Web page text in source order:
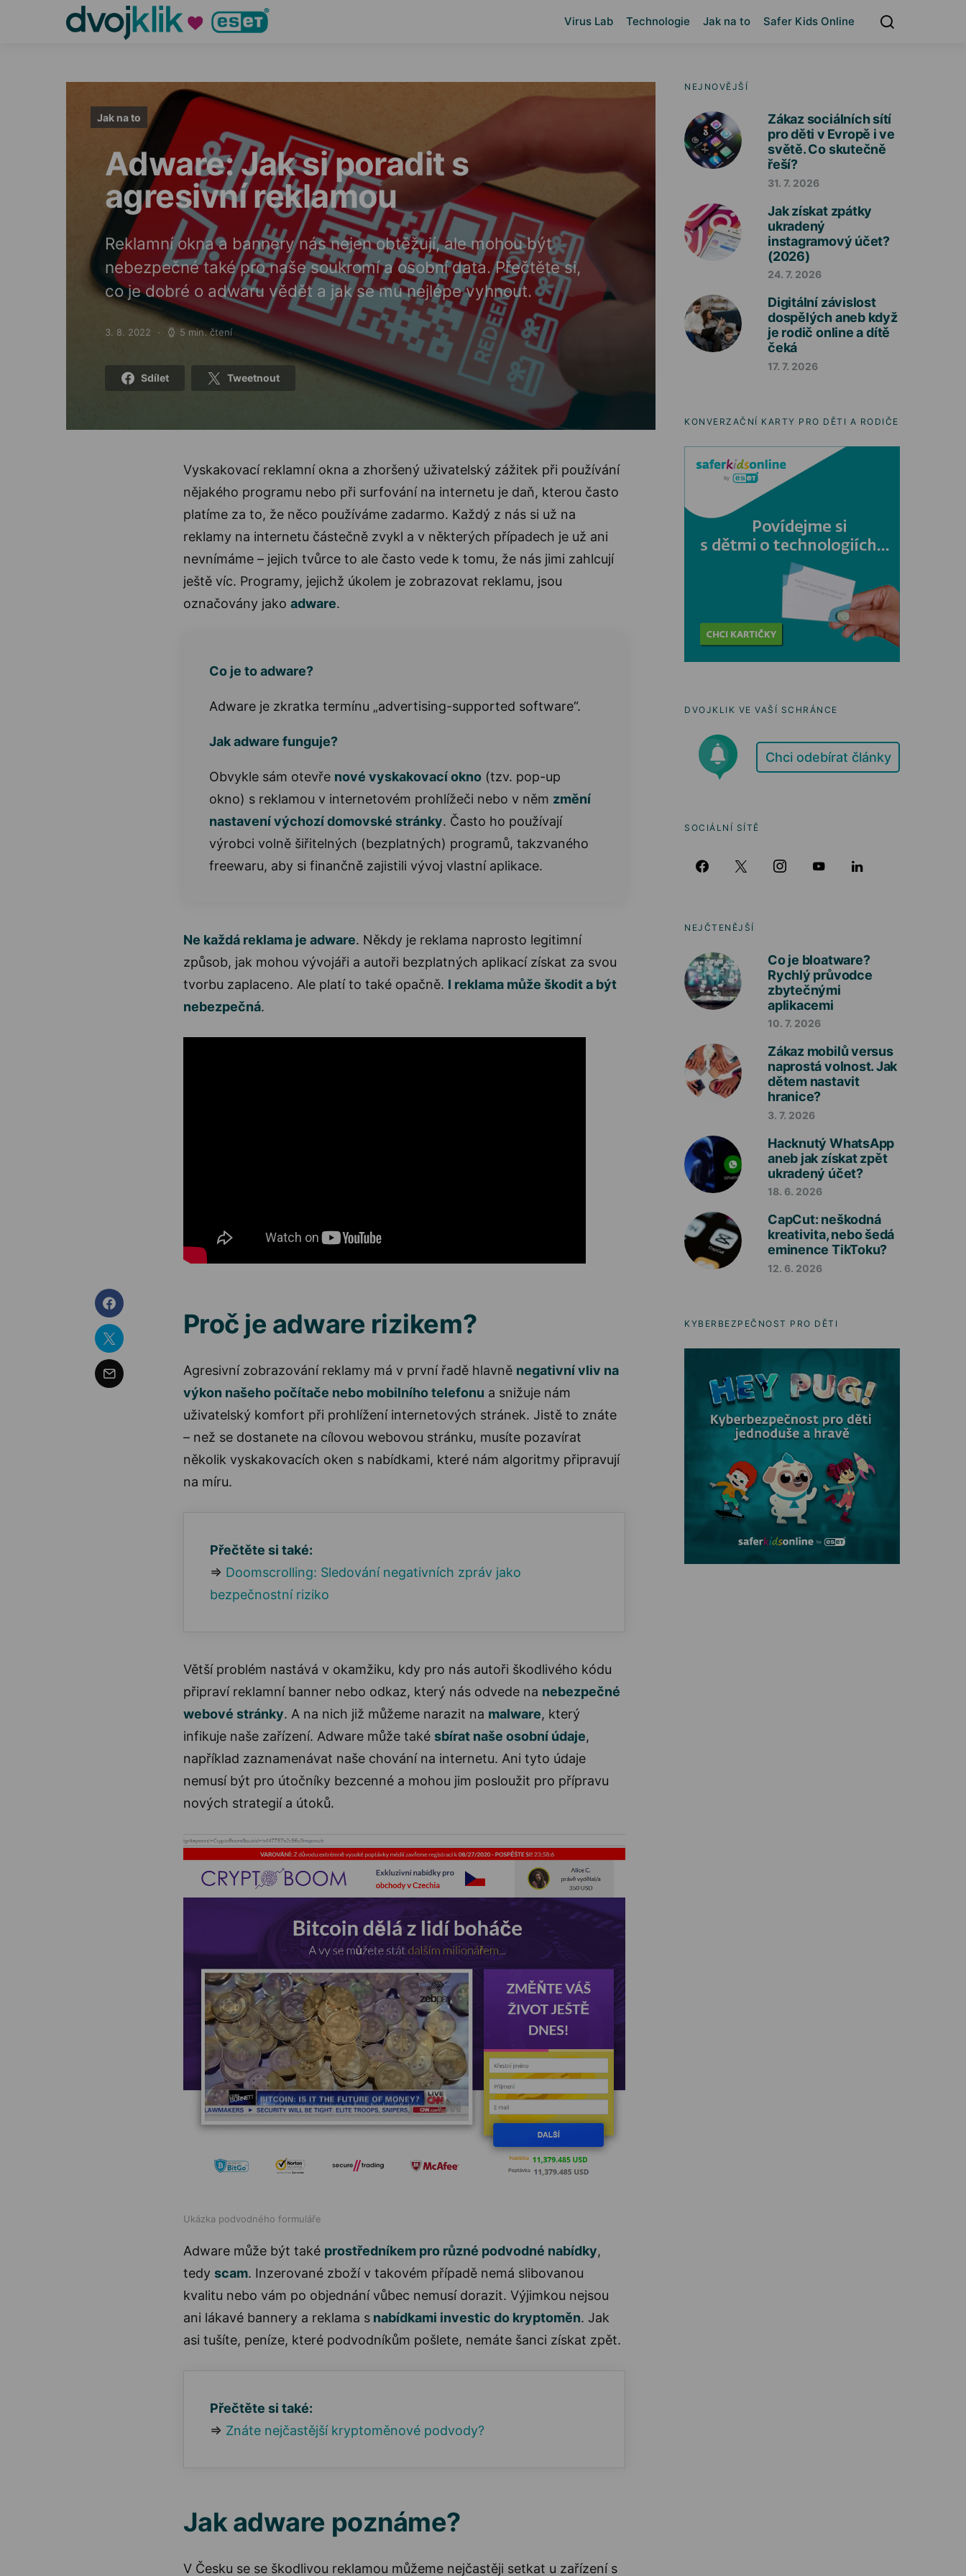
Virus Lab Technologie Jak na to Safer Kids Online
Jak na to
Adware: Jak si poradit s
agresivní reklamou
Reklamní okna a bannery nás nejen obtěžují, ale mohou být
nebezpečné také pro naše soukromí a osobní data. Přečtěte si,
co je dobré o adwaru vědět a jak se mu nejlépe vyhnout.
Posted on
3. 8. 2022 5 min. čtení
Sdílet Tweetnout
Vyskakovací reklamní okna a zhoršený uživatelský zážitek při používání
nějakého programu nebo při surfování na internetu je daň, kterou často
platíme za to, že něco používáme zadarmo. Každý z nás si už na
reklamy na internetu částečně zvykl a v některých případech je už ani
nevnímáme – jejich tvůrce to ale často vede k tomu, že nás jimi zahlcují
ještě víc. Programy, jejichž úkolem je zobrazovat reklamu, jsou
označovány jako adware.
Co je to adware?
Adware je zkratka termínu „advertising-supported software“.
Jak adware funguje?
Obvykle sám otevře nové vyskakovací okno(tzv. pop-up
okno) s reklamou v internetovém prohlížeči nebo v něm změní
nastavení výchozí domovské stránky. Často ho používají
výrobci volně šiřitelných (bezplatných) programů, takzvaného
freewaru, aby si finančně zajistili vývoj vlastní aplikace.
Ne každá reklama je adware. Někdy je reklama naprosto legitimní
způsob, jak mohou vývojáři a autoři bezplatných aplikací získat za svou
tvorbu zaplaceno. Ale platí to také opačně. I reklama může škodit a být
nebezpečná.
Proč je adware rizikem?
Agresivní zobrazování reklamy má v první řadě hlavně negativní vliv na
výkon našeho počítače nebo mobilního telefonu a snižuje nám
uživatelský komfort při prohlížení internetových stránek. Jistě to znáte
– než se dostanete na cílovou webovou stránku, musíte pozavírat
několik vyskakovacích oken s nabídkami, které nám algoritmy připravují
na míru.
Přečtěte si také:
⇒ Doomscrolling: Sledování negativních zpráv jako
bezpečnostní riziko
Větší problém nastává v okamžiku, kdy pro nás autoři škodlivého kódu
připraví reklamní banner nebo odkaz, který nás odvede na nebezpečné
webové stránky. A na nich již můžeme narazit na malware, který
infikuje naše zařízení. Adware může také sbírat naše osobní údaje,
například zaznamenávat naše chování na internetu. Ani tyto údaje
nemusí být pro útočníky bezcenné a mohou jim posloužit pro přípravu
nových strategií a útoků.
Ukázka podvodného formuláře
Adware může být také prostředníkem pro různé podvodné nabídky,
tedy scam. Inzerované zboží v takovém případě nemá slibovanou
kvalitu nebo vám po objednání vůbec nemusí dorazit. Výjimkou nejsou
ani lákavé bannery a reklama snabídkami investic do kryptoměn. Jak
asi tušíte, peníze, které podvodníkům pošlete, nemáte šanci získat zpět.
Přečtěte si také:
⇒ Znáte nejčastější kryptoměnové podvody?
Jak adware poznáme?
V Česku se se škodlivou reklamou můžeme nejčastěji setkat u zařízení s
NEJNOVĚJŠÍ
Zákaz sociálních sítí
pro děti v Evropě i ve
světě. Co skutečně
řeší?
31. 7. 2026
Jak získat zpátky
ukradený
instagramový účet?
(2026)
24. 7. 2026
Digitální závislost
dospělých aneb když
je rodič online a dítě
čeká
17. 7. 2026
KONVERZAČNÍ KARTY PRO DĚTI A RODIČE
DVOJKLIK VE VAŠÍ SCHRÁNCE
Chci odebírat články
SOCIÁLNÍ SÍTĚ
NEJČTENĚJŠÍ
Co je bloatware?
Rychlý průvodce
zbytečnými
aplikacemi
10. 7. 2026
Zákaz mobilů versus
naprostá volnost. Jak
dětem nastavit
hranice?
3. 7. 2026
Hacknutý WhatsApp
aneb jak získat zpět
ukradený účet?
18. 6. 2026
CapCut: neškodná
kreativita, nebo šedá
eminence TikToku?
12. 6. 2026
KYBERBEZPEČNOST PRO DĚTI